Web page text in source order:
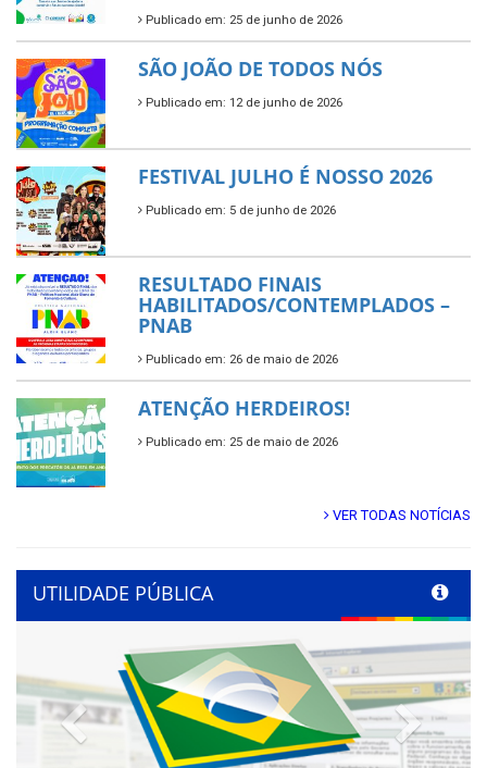
Publicado em: 25 de junho de 2026
SÃO JOÃO DE TODOS NÓS
Publicado em: 12 de junho de 2026
FESTIVAL JULHO É NOSSO 2026
Publicado em: 5 de junho de 2026
RESULTADO FINAIS
HABILITADOS/CONTEMPLADOS –
PNAB
Publicado em: 26 de maio de 2026
ATENÇÃO HERDEIROS!
Publicado em: 25 de maio de 2026
VER TODAS NOTÍCIAS
UTILIDADE PÚBLICA
Previous Next